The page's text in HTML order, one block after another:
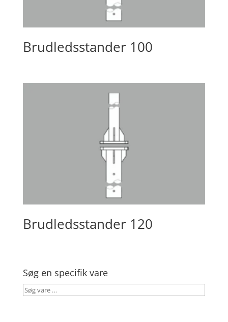
Brudledsstander 100
Brudledsstander 120
Søg en specifik vare
Søg